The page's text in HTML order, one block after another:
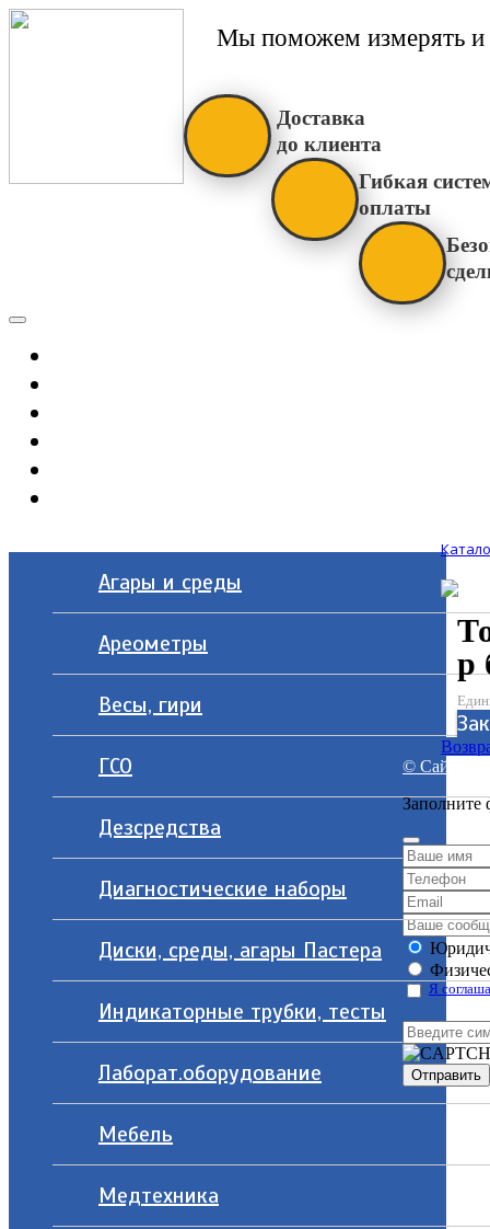
Мы поможем измерять и
Доставка
до клиента
Гибкая
оплаты
Агары и среды
Ареометры
Весы, гири
ГСО
Дезсредства
Диагностические наборы
Диски, среды, агары Пастера
Индикаторные трубки, тесты
Лаборат.оборудование
Мебель
Медтехника
р
© Сайт
Заполните
Я